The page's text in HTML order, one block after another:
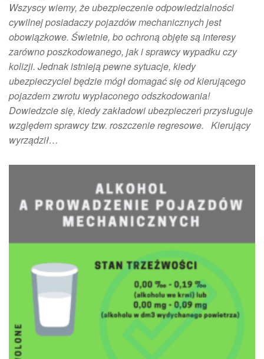
Wszyscy wiemy, że ubezpieczenie odpowiedzialności
cywilnej posiadaczy pojazdów mechanicznych jest
obowiązkowe. Świetnie, bo ochroną objęte są interesy
zarówno poszkodowanego, jak i sprawcy wypadku czy
kolizji. Jednak istnieją pewne sytuacje, kiedy
ubezpieczyciel będzie mógł domagać się od kierującego
pojazdem zwrotu wypłaconego odszkodowania!
Dowiedzcie się, kiedy zakładowi ubezpieczeń przysługuje
względem sprawcy tzw. roszczenie regresowe. Kierujący
wyrządził…